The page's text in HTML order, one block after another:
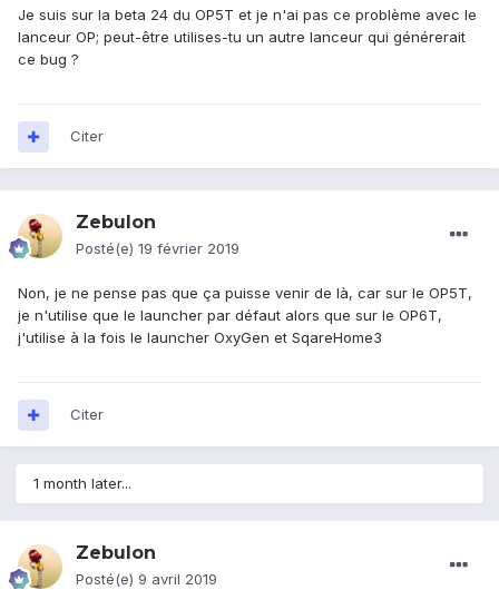
Je suis sur la beta 24 du OP5T et je n'ai pas ce problème avec le
lanceur OP; peut-être utilises-tu un autre lanceur qui générerait
ce bug ?
Citer
Zebulon
Posté(e) 19 février 2019
Non, je ne pense pas que ça puisse venir de là, car sur le OP5T,
je n'utilise que le launcher par défaut alors que sur le OP6T,
j'utilise à la fois le launcher OxyGen et SqareHome3
Citer
1 month later...
Zebulon
Posté(e) 9 avril 2019